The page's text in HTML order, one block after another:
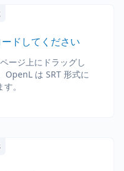
ドしてください
ージ上にドラッグし
OpenL は SRT 形式に
。